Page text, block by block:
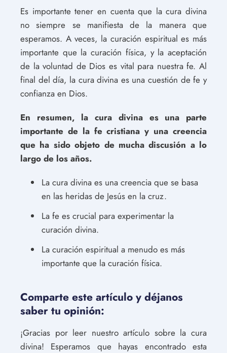
Es importante tener en cuenta que la cura divina
no siempre se manifiesta de la manera que
esperamos. A veces, la curación espiritual es más
importante que la curación física, y la aceptación
de la voluntad de Dios es vital para nuestra fe. Al
final del día, la cura divina es una cuestión de fe y
confianza en Dios.
En resumen, la cura divina es una parte
importante de la fe cristiana y una creencia
que ha sido objeto de mucha discusión a lo
largo de los años.
La cura divina es una creencia que se basa
en las heridas de Jesús en la cruz.
La fe es crucial para experimentar la
curación divina.
La curación espiritual a menudo es más
importante que la curación física.
Comparte este artículo y déjanos
saber tu opinión:
¡Gracias por leer nuestro artículo sobre la cura
divina! Esperamos que hayas encontrado esta